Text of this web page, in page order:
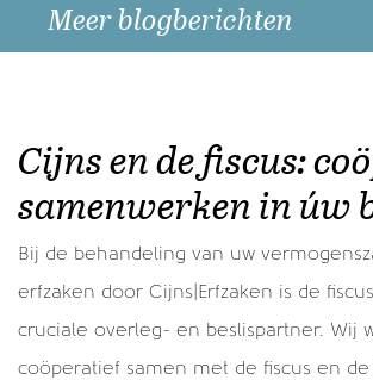
Meer blogberichten
Oud en Nieuw >
Wees zeker van je zaak en laat het
Schenkingstraditie en menselijke maat
Cijns en de fiscus:
samenwerken in úw
Bij de behandeling van uw
erfzaken door Cijns|Erfzaken is de
cruciale overleg- en beslispartner. Wij
coöperatief samen met de fiscus en de